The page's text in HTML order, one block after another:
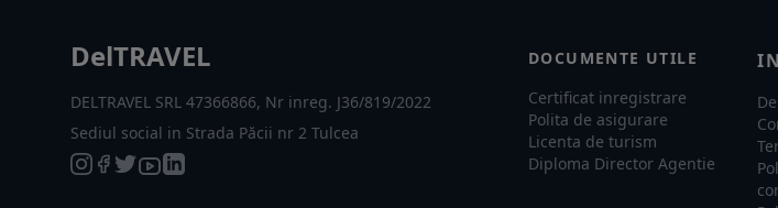
DelTRAVEL
DELTRAVEL SRL 47366866, Nr inreg. J36/819/2022
Sediul social in Strada Păcii nr 2 Tulcea
DOCUMENTE UTILE
Certificat inregistrare
Polita de asigurare
Licenta de turism
Diploma Director Agentie